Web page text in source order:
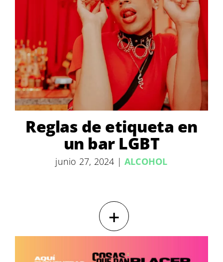
Reglas de etiqueta en
un bar LGBT
junio 27, 2024 | ALCOHOL
+